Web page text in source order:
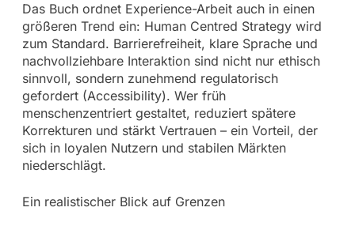
Das Buch ordnet Experience-Arbeit auch in einen
größeren Trend ein: Human Centred Strategy wird
zum Standard. Barrierefreiheit, klare Sprache und
nachvollziehbare Interaktion sind nicht nur ethisch
sinnvoll, sondern zunehmend regulatorisch
gefordert (Accessibility). Wer früh
menschenzentriert gestaltet, reduziert spätere
Korrekturen und stärkt Vertrauen – ein Vorteil, der
sich in loyalen Nutzern und stabilen Märkten
niederschlägt.
Ein realistischer Blick auf Grenzen